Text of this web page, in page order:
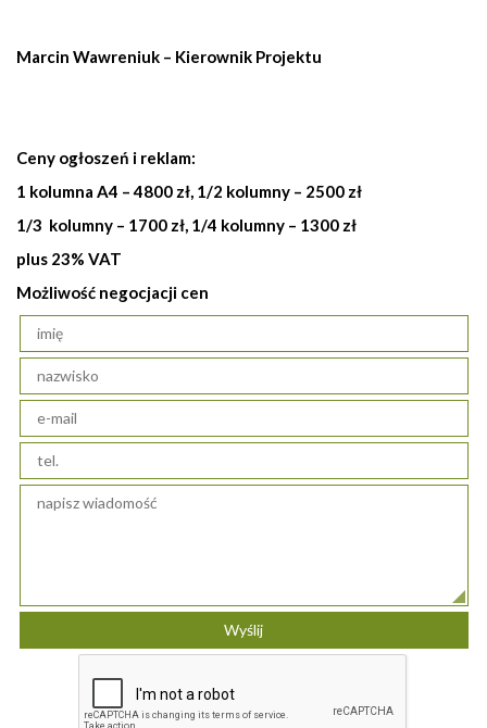
Marcin Wawreniuk – Kierownik Projektu
Ceny ogłoszeń i reklam:
1 kolumna A4 – 4800 zł, 1/2 kolumny – 2500 zł
1/3 kolumny – 1700 zł, 1/4 kolumny – 1300 zł
plus 23% VAT
Możliwość negocjacji cen